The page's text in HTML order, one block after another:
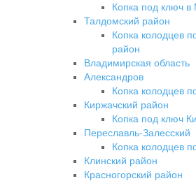
Копка под ключ
Талдомский район
Копка колодцев
район
Владимирская область
Александров
Копка колодцев
Киржачский район
Копка под ключ
Переславль-Залесский
Копка колодцев
Клинский район
Красногорский район